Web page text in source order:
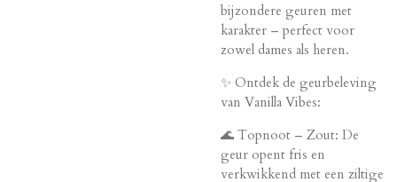
bijzondere geuren met
karakter – perfect voor
zowel dames als heren.
✨ Ontdek de geurbeleving
van Vanilla Vibes:
🌊 Topnoot – Zout: De
geur opent fris en
verkwikkend met een ziltige